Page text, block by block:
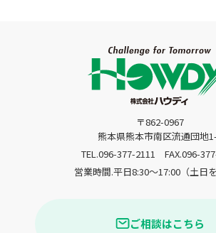
〒862-0967
熊本県熊本市南区流通団地
TEL.096-377-2111
FAX.096-
営業時間.平日8:30〜17:00（土日を
ご相談はこちら